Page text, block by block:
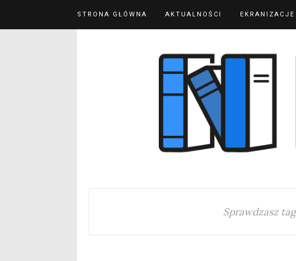
STRONA GŁÓWNA AKTUALNOŚCI EKRANIZACJE
Sprawdzasz tag